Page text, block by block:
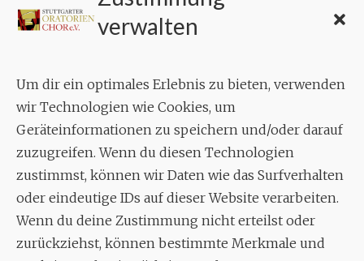
verwalten
Um dir ein optimales Erlebnis zu bieten, verwenden
wir Technologien wie Cookies, um
Geräteinformationen zu speichern und/oder darauf
zuzugreifen. Wenn du diesen Technologien
zustimmst, können wir Daten wie das Surfverhalten
oder eindeutige IDs auf dieser Website verarbeiten.
Wenn du deine Zustimmung nicht erteilst oder
zurückziehst, können bestimmte Merkmale und
Geschäftsstelle:
Aixheimer Str. 18
70619 Stuttgart
MUSIK
Musikalischer Leiter:
Enrico Trummer
Tel.+49 (0)177 / 34 23 57 1